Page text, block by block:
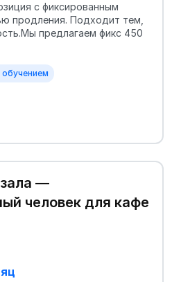
с фиксированным
продления. Подходит тем,
предлагаем фикс 450
—
человек для кафе